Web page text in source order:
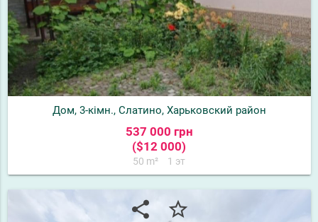
Дом, 3-кімн., Слатино, Харьковский район
537 000 грн
($12 000)
50 m² 1 эт
share star_border